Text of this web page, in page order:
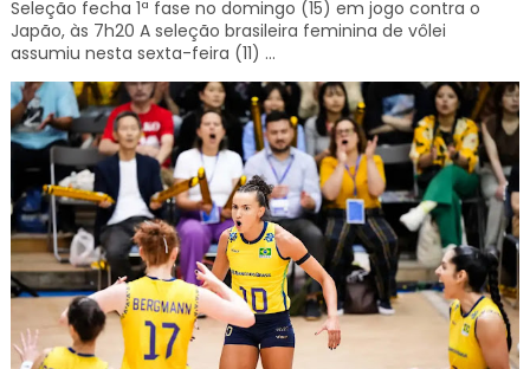
Seleção fecha 1ª fase no domingo (15) em jogo contra o
Japão, às 7h20 A seleção brasileira feminina de vôlei
assumiu nesta sexta-feira (11) ...